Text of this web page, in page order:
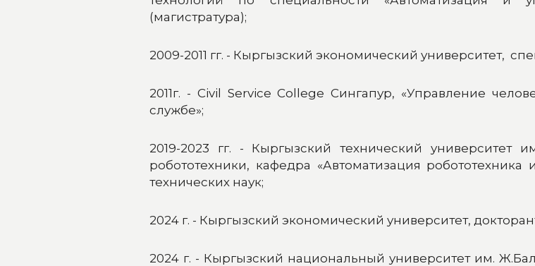
(магистратура);
2009-2011 гг. - Кыргызский экономический университет,
2011г. - Civil Service College Сингапур, «Управление
службе»;
2019-2023 гг. - Кыргызский технический университет
робототехники, кафедра «Автоматизация
технических наук;
2024 г. - Кыргызский экономический университет,
2024 г. - Кыргызский национальный университет им.